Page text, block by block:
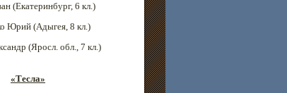
(Екатеринбург, 6 кл.)
Юрий (Адыгея, 8 кл.)
(Яросл. обл., 7 кл.)
«Тесла»